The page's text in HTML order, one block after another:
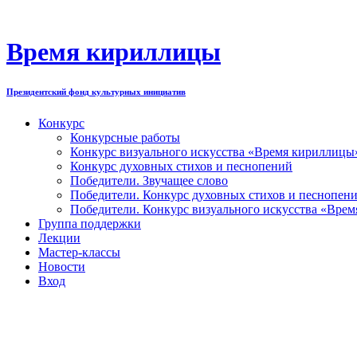
содержимому
Время кириллицы
Президентский фонд культурных инициатив
Конкурс
Конкурсные работы
Конкурс визуального искусства «Время
Конкурс духовных стихов и песнопений
Победители. Звучащее слово
Победители. Конкурс духовных стихов и
Победители. Конкурс визуального искусства
Группа поддержки
Лекции
Мастер-классы
Новости
Вход